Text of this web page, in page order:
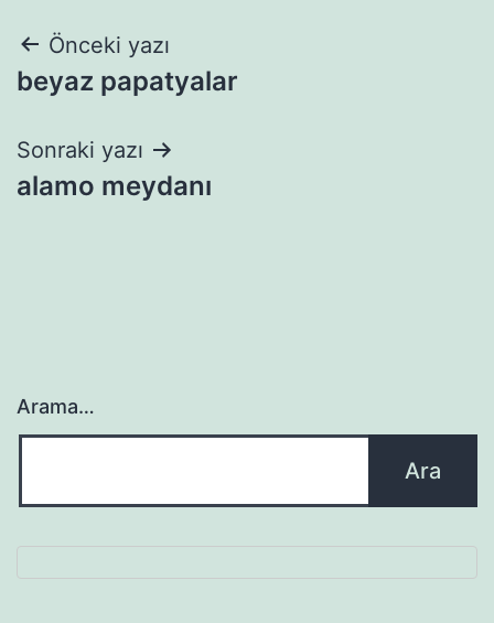
Yazı
gezinmesi
Önceki yazı
beyaz papatyalar
Sonraki yazı
alamo meydanı
Arama…